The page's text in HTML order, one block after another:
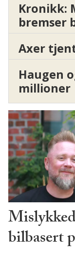
Kronikk:
bremser
Axer
Haugen
millioner
bilbasert